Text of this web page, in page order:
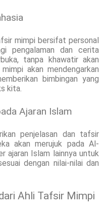
mimpi bersifat personal
pengalaman dan cerita
tanpa khawatir akan
akan mendengarkan
bimbingan yang
kita.
Ajaran Islam
penjelasan dan tafsir
akan merujuk pada Al-
ajaran Islam lainnya untuk
dengan nilai-nilai dan
Ahli Tafsir Mimpi